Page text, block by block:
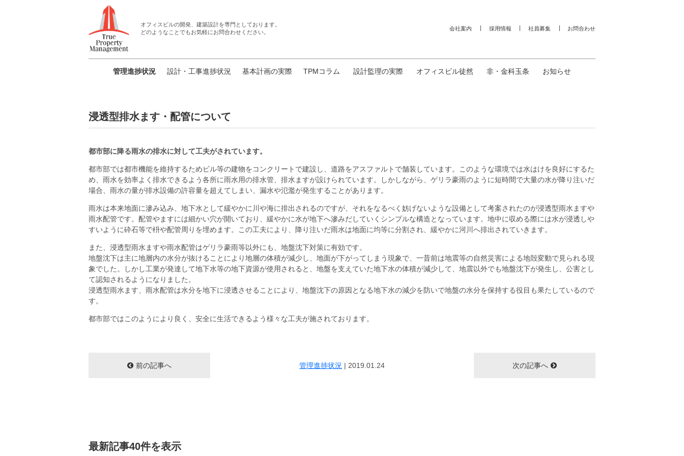
オフィスビルの開発、建築設計を専門としております。
どのようなことでもお気軽にお問合わせください。
会社案内 採用情報 社員募集 お問合わせ
管理進捗状況 設計・工事進捗状況 基本計画の実際 TPMコラム 設計監理の実際 オフィスビル徒然 非・金科玉条 お知らせ
浸透型排水ます・配管について
都市部に降る雨水の排水に対して工夫がされています。
都市部では都市機能を維持するためビル等の建物をコンクリートで建設し、道路をアスファルトで舗装しています。このような環境では水はけを良好にするた
め、雨水を効率よく排水できるよう各所に雨水用の排水管、排水ますが設けられています。しかしながら、ゲリラ豪雨のように短時間で大量の水が降り注いだ
場合、雨水の量が排水設備の許容量を超えてしまい、漏水や氾濫が発生することがあります。
雨水は本来地面に滲み込み、地下水として緩やかに川や海に排出されるのですが、それをなるべく妨げないような設備として考案されたのが浸透型雨水ますや
雨水配管です。配管やますには細かい穴が開いており、緩やかに水が地下へ滲みだしていくシンプルな構造となっています。地中に収める際には水が浸透しや
すいように砕石等で枡や配管周りを埋めます。この工夫により、降り注いだ雨水は地面に均等に分割され、緩やかに河川へ排出されていきます。
また、浸透型雨水ますや雨水配管はゲリラ豪雨等以外にも、地盤沈下対策に有効です。
地盤沈下は主に地層内の水分が抜けることにより地層の体積が減少し、地面が下がってしまう現象で、一昔前は地震等の自然災害による地殻変動で見られる現
象でした。しかし工業が発達して地下水等の地下資源が使用されると、地盤を支えていた地下水の体積が減少して、地震以外でも地盤沈下が発生し、公害とし
て認知されるようになりました。
浸透型雨水ます、雨水配管は水分を地下に浸透させることにより、地盤沈下の原因となる地下水の減少を防いで地盤の水分を保持する役目も果たしているので
す。
都市部ではこのようにより良く、安全に生活できるよう様々な工夫が施されております。
前の記事へ 管理進捗状況 | 2019.01.24 次の記事へ
最新記事40件を表示